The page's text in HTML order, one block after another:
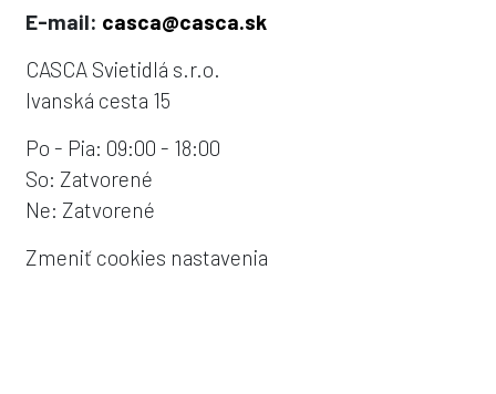
E-mail: casca@casca.sk
CASCA Svietidlá s.r.o.
Ivanská cesta 15
Po - Pia: 09:00 - 18:00
So: Zatvorené
Ne: Zatvorené
Zmeniť cookies nastavenia